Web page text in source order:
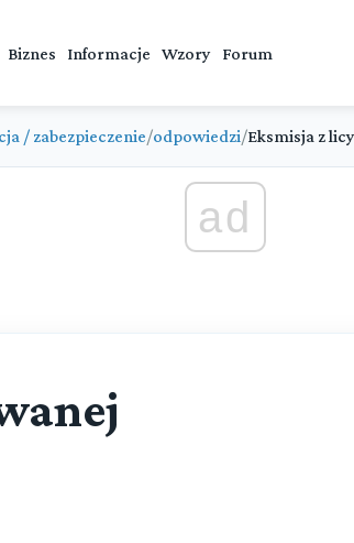
Biznes Informacje Wzory Forum
/ zabezpieczenie/odpowiedzi/Eksmisja z
ad